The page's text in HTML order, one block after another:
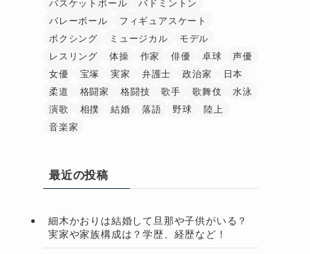
バレーボール
フィギュアスケート
ボクシング
ミュージカル
モデル
レスリング
体操 作家 俳優 卓球
声優
女優
宝塚 実家 弁護士 政治家
日本
柔道
格闘家 格闘技 歌手 歌舞伎
水泳
演歌
相撲 結婚 落語 野球
陸上
音楽家
最近の投稿
細木かおりは結婚して旦那や子供がいる？
実家や家族構成は？学歴、経歴など！